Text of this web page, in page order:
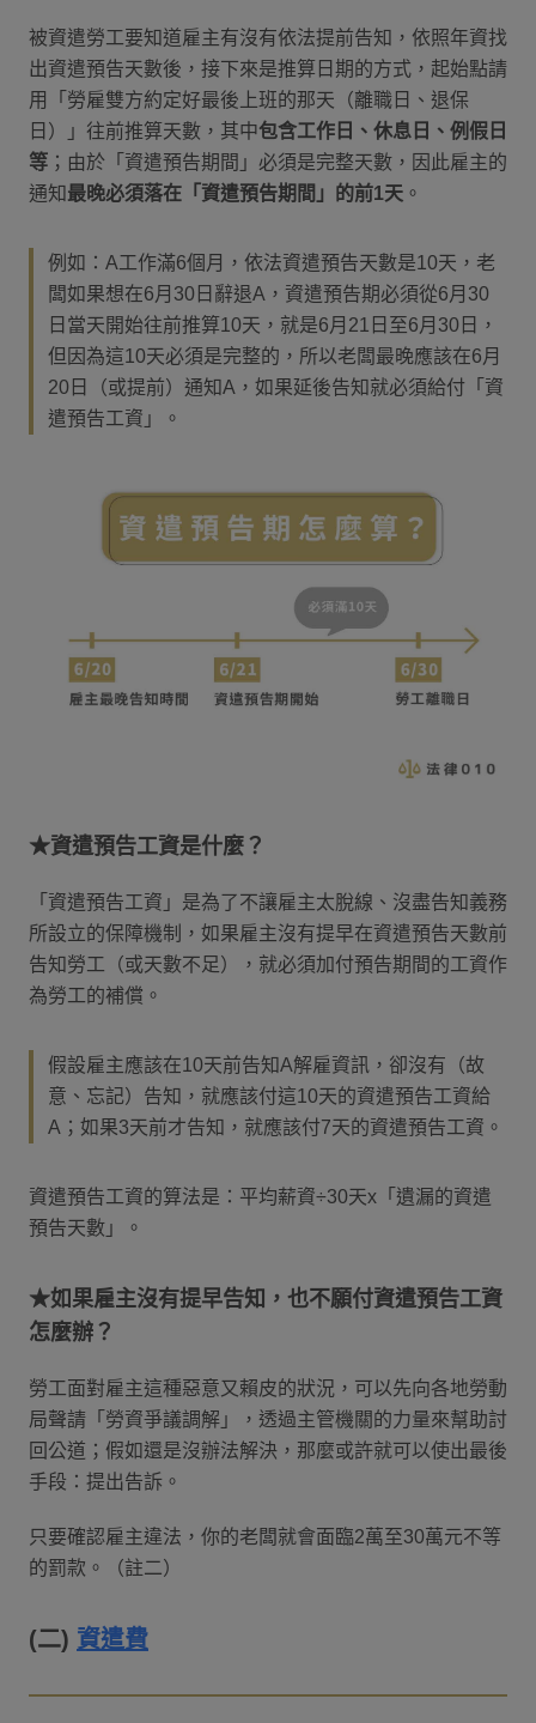
被資遣勞工要知道雇主有沒有依法提前告知，依照年資找
出資遣預告天數後，接下來是推算日期的方式，起始點請
用「勞雇雙方約定好最後上班的那天（離職日、退保
日）」往前推算天數，其中包含工作日、休息日、例假日
等 ；由於「資遣預告期間」必須是完整天數，因此雇主的
通知最晚必須落在「資遣預告期間」的前1天 。
例如：A工作滿6個月，依法資遣預告天數是10天，老
闆如果想在6月30日辭退A，資遣預告期必須從6月30
日當天開始往前推算10天，就是6月21日至6月30日，
但因為這10天必須是完整的，所以老闆最晚應該在6月
20日（或提前）通知A，如果延後告知就必須給付「資
遣預告工資」。
★資遣預告工資是什麼？
「資遣預告工資」是為了不讓雇主太脫線、沒盡告知義務
所設立的保障機制，如果雇主沒有提早在資遣預告天數前
告知勞工（或天數不足），就必須加付預告期間的工資作
為勞工的補償。
假設雇主應該在10天前告知A解雇資訊，卻沒有（故
意、忘記）告知，就應該付這10天的資遣預告工資給
A；如果3天前才告知，就應該付7天的資遣預告工資。
資遣預告工資的算法是：平均薪資÷30天x「遺漏的資遣
預告天數」。
★如果雇主沒有提早告知，也不願付資遣預告工資
怎麼辦？
勞工面對雇主這種惡意又賴皮的狀況，可以先向各地勞動
局聲請「勞資爭議調解」，透過主管機關的力量來幫助討
回公道；假如還是沒辦法解決，那麼或許就可以使出最後
手段：提出告訴。
只要確認雇主違法，你的老闆就會面臨2萬至30萬元不等
的罰款。（註二）
(二) 資遣費